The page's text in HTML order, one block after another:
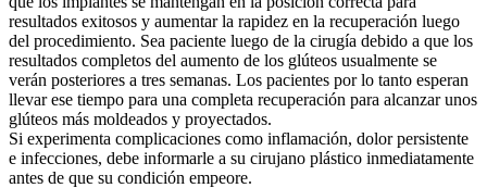
resultados exitosos y aumentar la rapidez en la recuperación luego
del procedimiento. Sea paciente luego de la cirugía debido a que los
resultados completos del aumento de los glúteos usualmente se
verán posteriores a tres semanas. Los pacientes por lo tanto esperan
llevar ese tiempo para una completa recuperación para alcanzar unos
glúteos más moldeados y proyectados.
Si experimenta complicaciones como inflamación, dolor persistente
e infecciones, debe informarle a su cirujano plástico inmediatamente
antes de que su condición empeore.